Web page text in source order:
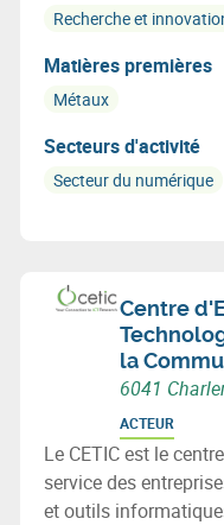
Recherche et
Matières premières
Métaux
Secteurs d'activité
Secteur du numérique
Centre
la
6041
ACTEUR
Le CETIC est le
service des
et outils